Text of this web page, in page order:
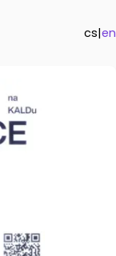
cs|en